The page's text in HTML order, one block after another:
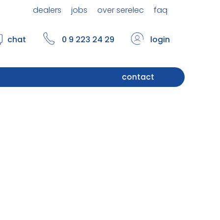
dealers jobs over serelec faq
chat 0 9 223 24 29 login
contact